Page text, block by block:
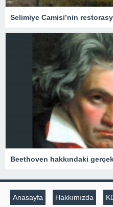
Selimiye Camisi’nin
Anasayfa Hakkımızda